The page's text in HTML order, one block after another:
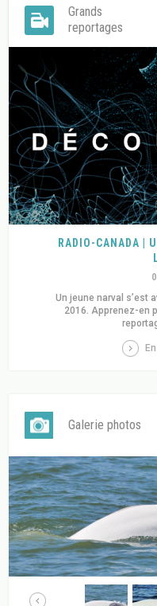
Grands
reportages
RADIO-CANADA |
Un jeune narval s’est
2016. Apprenez-en
Galerie photos